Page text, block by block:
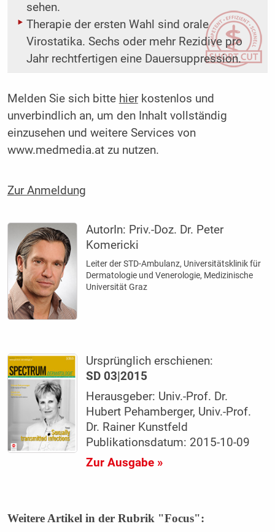
sehen.
Therapie der ersten Wahl sind orale
Virostatika. Sechs oder mehr Rezidive pro
Jahr rechtfertigen eine Dauersuppression.
Melden Sie sich bitte hierkostenlos und
unverbindlich an, um den Inhalt vollständig
einzusehen und weitere Services von
www.medmedia.at zu nutzen.
Zur Anmeldung
AutorIn: Priv.-Doz. Dr. Peter
Komericki
Leiter der STD-Ambulanz, Universitätsklinik für
Dermatologie und Venerologie, ­Medizinische
Universität Graz
Ursprünglich erschienen:
SD 03|2015
Herausgeber: Univ.-Prof. Dr.
Hubert Pehamberger, Univ.-Prof.
Dr. Rainer Kunstfeld
Publikationsdatum: 2015-10-09
Zur Ausgabe »
Weitere Artikel in der Rubrik "Focus":